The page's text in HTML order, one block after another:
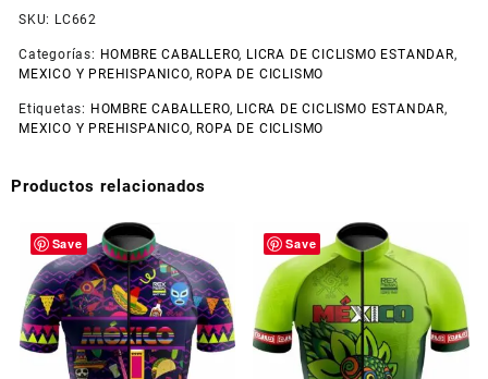
SKU: LC662
Categorías: HOMBRE CABALLERO, LICRA DE CICLISMO ESTANDAR,
MEXICO Y PREHISPANICO, ROPA DE CICLISMO
Etiquetas: HOMBRE CABALLERO, LICRA DE CICLISMO ESTANDAR,
MEXICO Y PREHISPANICO, ROPA DE CICLISMO
Productos relacionados
Save Save